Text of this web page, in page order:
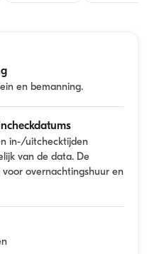
en bemanning.
in-/uitchecktijden
van de data. De
voor overnachtingshuur en